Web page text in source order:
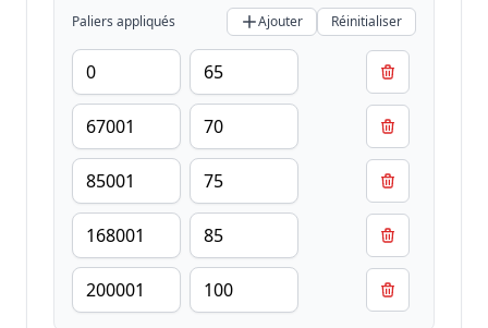
Paliers appliqués Ajouter Réinitialiser